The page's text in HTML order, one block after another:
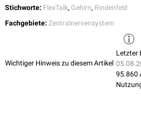
IVa
IVb: Gennari-Streifen
IVc (IVc-α und IVc-β)
(Innere
(Multiforme
Die Unterteilung der Lamina granularis
Geflecht aufsteigender, myelinisierter
Stichworte: FlexTalk, Gehirn, Rindenfeld
Fachgebiete: Zentralnervensystem
Wichtiger Hinweis zu diesem Artikel
Letzter
95.860